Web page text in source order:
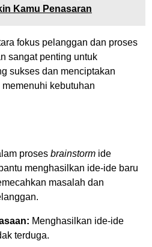
Kamu Penasaran
fokus pelanggan dan proses
sangat penting untuk
sukses dan menciptakan
kebutuhan
proses brainstorm ide
menghasilkan ide-ide baru
masalah dan
Menghasilkan ide-ide
terduga.